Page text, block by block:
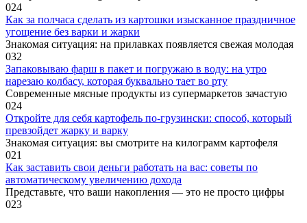
024
Как за полчаса сделать из картошки изысканное праздничное
угощение без варки и жарки
Знакомая ситуация: на прилавках появляется свежая молодая
032
Запаковываю фарш в пакет и погружаю в воду: на утро
нарезаю колбасу, которая буквально тает во рту
Современные мясные продукты из супермаркетов зачастую
024
Откройте для себя картофель по-грузински: способ, который
превзойдет жарку и варку
Знакомая ситуация: вы смотрите на килограмм картофеля
021
Как заставить свои деньги работать на вас: советы по
автоматическому увеличению дохода
Представьте, что ваши накопления — это не просто цифры
023